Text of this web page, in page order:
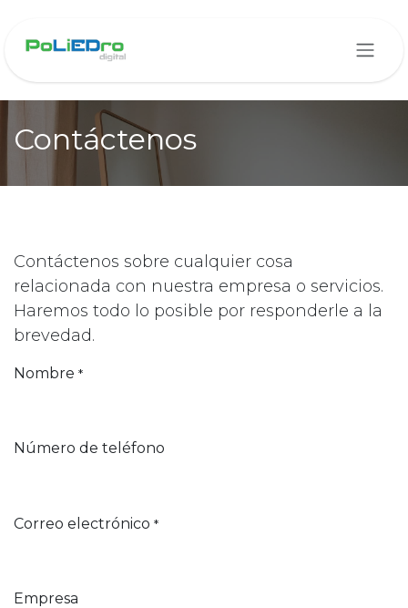
Contáctenos
Contáctenos sobre cualquier cosa
relacionada con nuestra empresa o servicios.
Haremos todo lo posible por responderle a la
brevedad.
Nombre *
Número de teléfono
Correo electrónico *
Empresa